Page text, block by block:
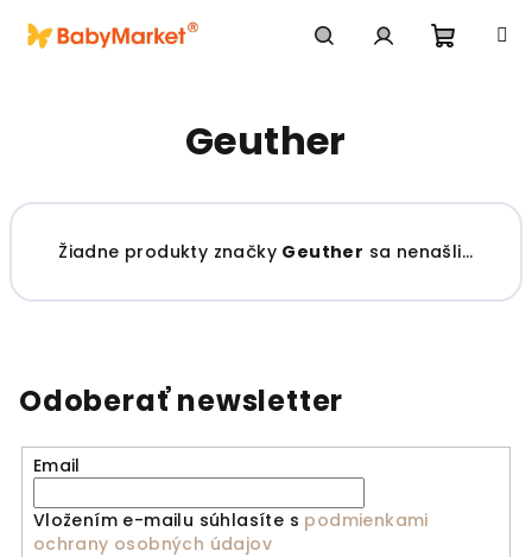
Geuther
Žiadne produkty značky Geuther sa nenašli...
Odoberať newsletter
Email
Vložením e-mailu súhlasíte s podmienkami
ochrany osobných údajov